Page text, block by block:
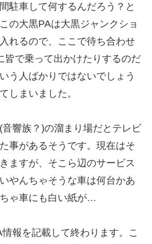
駐車して何するんだろう？と
の大黒PAは大黒ジャンクショ
れるので、ここで待ち合わせ
皆で乗って出かけたりするのだ
う人ばかりではないでしょう
しまいました。
響族？)の溜まり場だとテレビ
事があるそうです。現在はそ
ますが、そこら辺のサービス
やんちゃそうな車は何台かあ
ゃ車にも白い紙が…
報を記載して終わります。こ